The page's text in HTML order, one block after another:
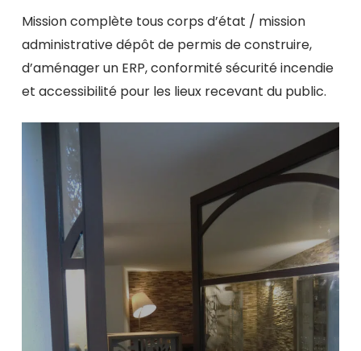
Mission complète tous corps d’état / mission
administrative dépôt de permis de construire,
d’aménager un ERP, conformité sécurité incendie
et accessibilité pour les lieux recevant du public.